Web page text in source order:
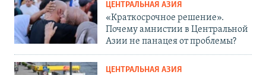
ЦЕНТРАЛЬНАЯ АЗИЯ
«Краткосрочное решение».
Почему амнистии в Центральной
Азии не панацея от проблемы?
ЦЕНТРАЛЬНАЯ АЗИЯ